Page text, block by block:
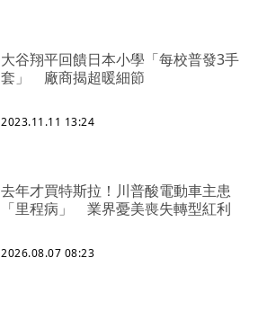
大谷翔平回饋日本小學「每校普發3手
套」 廠商揭超暖細節
2023.11.11 13:24
去年才買特斯拉！川普酸電動車主患
「里程病」 業界憂美喪失轉型紅利
2026.08.07 08:23